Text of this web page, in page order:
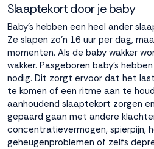
Weigeren
Accepteren
Slaaptekort door je baby
Baby’s hebben een heel ander
Ze slapen zo’n 16 uur per dag,
momenten. Als de baby wakker
wakker. Pasgeboren baby’s
nodig. Dit zorgt ervoor dat het
te komen of een ritme aan te
aanhoudend slaaptekort zorgen
gepaard gaan met andere
concentratievermogen, spierpijn,
geheugenproblemen of zelfs